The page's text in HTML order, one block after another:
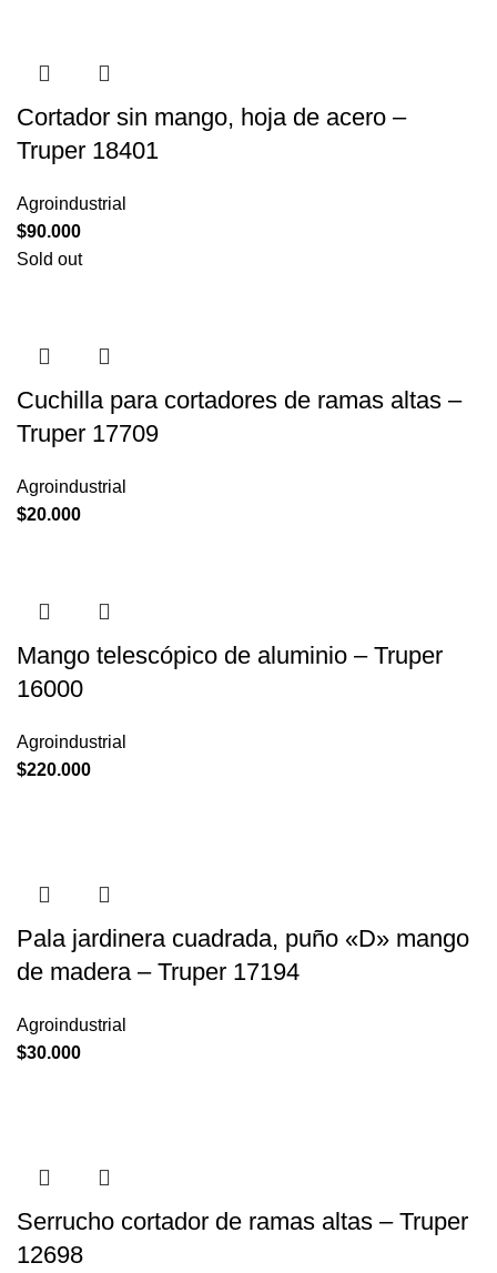
Cortador sin mango, hoja de acero –
Truper 18401
Agroindustrial
$90.000
Sold out
Cuchilla para cortadores de ramas altas –
Truper 17709
Agroindustrial
$20.000
Mango telescópico de aluminio – Truper
16000
Agroindustrial
$220.000
Pala jardinera cuadrada, puño «D» mango
de madera – Truper 17194
Agroindustrial
$30.000
Serrucho cortador de ramas altas – Truper
12698